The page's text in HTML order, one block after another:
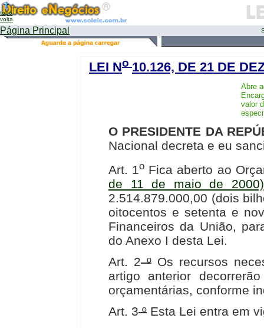
topo
volta
Página Principal
LEI No 10.126, DE 21 DE
Abre
valor
O PRESIDENTE DA
Nacional decreta e eu
Art. 1o Fica aberto ao
de 11 de maio de 2000)
2.514.879.000,00 (dois
oitocentos e setenta e
Financeiros da União,
do Anexo I desta Lei.
Art. 2ºOs recursos
artigo anterior
orçamentárias, conforme
Art. 3º Esta Lei entra em